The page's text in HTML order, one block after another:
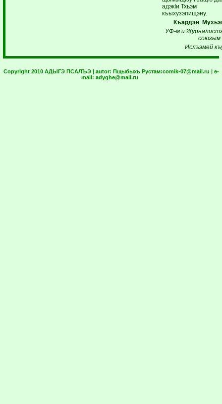
адэкIи Тхьэм
къыхузэпищэну.
Къардэн
УФ-м и
союзым
Ислъэмей
Copyright 2010 АДЫГЭ ПСАЛЪЭ | autor: Пщыбыхь Рустам:comik-07@mail.ru | e-
mail: adyghe@mail.ru